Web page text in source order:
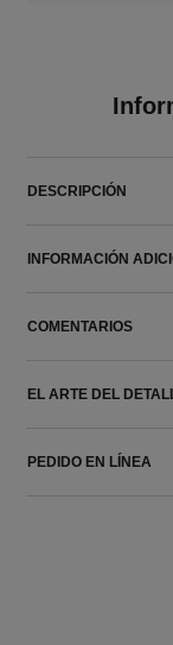
DESCRIPCIÓN
INFORMACIÓN
COMENTARIOS
EL ARTE DEL
PEDIDO EN LÍNEA